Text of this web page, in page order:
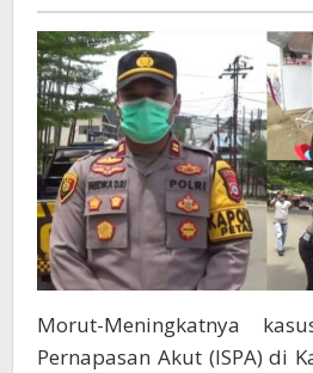
Kota
Morut-Meningkatnya
Pernapasan Akut (ISPA) di